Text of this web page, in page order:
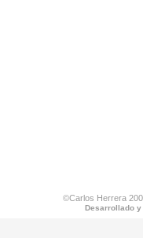
©Carlos Herrera
Desarrollado